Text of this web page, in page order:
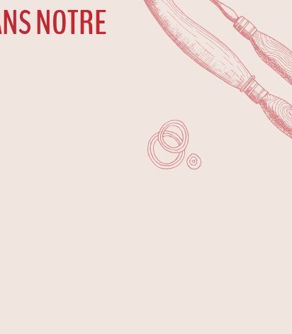
NOTRE